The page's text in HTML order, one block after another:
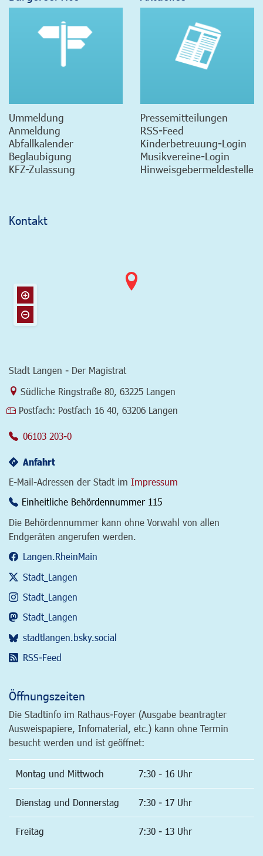
Ummeldung
Anmeldung
Abfallkalender
Beglaubigung
KFZ-Zulassung
Pressemitteilungen
RSS-Feed
Kinderbetreuung-Login
Musikvereine-Login
Hinweisgebermeldestelle
Kontakt
Stadt Langen - Der Magistrat
Link zur Google-Maps Navigation
Südliche Ringstraße 80 63225 Langen
Postfach: Postfach 16 40, 63206 Langen
06103 203-0
Anfahrt
E-Mail-Adressen der Stadt im Impressum
Einheitliche Behördennummer 115
Die Behördennummer kann ohne Vorwahl von allen
Endgeräten angerufen werden.
Langen.RheinMain
Stadt_Langen
Stadt_Langen
Stadt_Langen
stadtlangen.bsky.social
RSS-Feed
Öffnungszeiten
Die Stadtinfo im Rathaus-Foyer (Ausgabe beantragter
Ausweispapiere, Infomaterial, etc.) kann ohne Termin
besucht werden und ist geöffnet:
Montag und Mittwoch 7:30 - 16 Uhr
Dienstag und Donnerstag 7:30 - 17 Uhr
Freitag 7:30 - 13 Uhr